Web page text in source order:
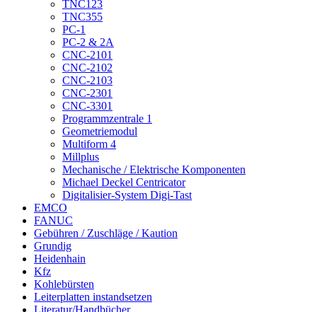
TNC123
TNC355
PC-1
PC-2 & 2A
CNC-2101
CNC-2102
CNC-2103
CNC-2301
CNC-3301
Programmzentrale 1
Geometriemodul
Multiform 4
Millplus
Mechanische / Elektrische Komponenten
Michael Deckel Centricator
Digitalisier-System Digi-Tast
EMCO
FANUC
Gebühren / Zuschläge / Kaution
Grundig
Heidenhain
Kfz
Kohlebürsten
Leiterplatten instandsetzen